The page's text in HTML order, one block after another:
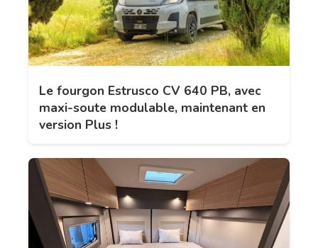
Le fourgon Estrusco CV 640 PB, avec
maxi-soute modulable, maintenant en
version Plus !